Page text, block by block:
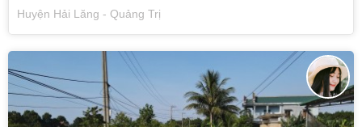
Huyện Hải Lăng - Quảng Trị